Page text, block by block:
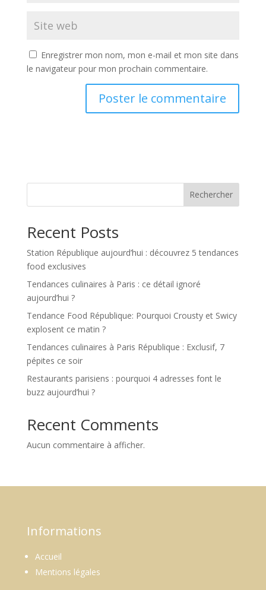
Enregistrer mon nom, mon e-mail et mon site dans
le navigateur pour mon prochain commentaire.
Rechercher
Recent Posts
Station République aujourd’hui : découvrez 5 tendances
food exclusives
Tendances culinaires à Paris : ce détail ignoré
aujourd’hui ?
Tendance Food République: Pourquoi Crousty et Swicy
explosent ce matin ?
Tendances culinaires à Paris République : Exclusif, 7
pépites ce soir
Restaurants parisiens : pourquoi 4 adresses font le
buzz aujourd’hui ?
Recent Comments
Aucun commentaire à afficher.
Informations
Accueil
Mentions légales